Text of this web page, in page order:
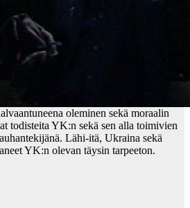
oleminen sekä moraalin
todisteita YK:n sekä sen alla toimivien
Lähi-itä, Ukraina sekä
YK:n olevan täysin tarpeeton.